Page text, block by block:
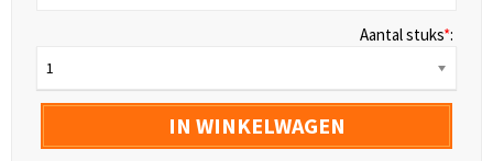
Aantal stuks*:
1
IN WINKELWAGEN